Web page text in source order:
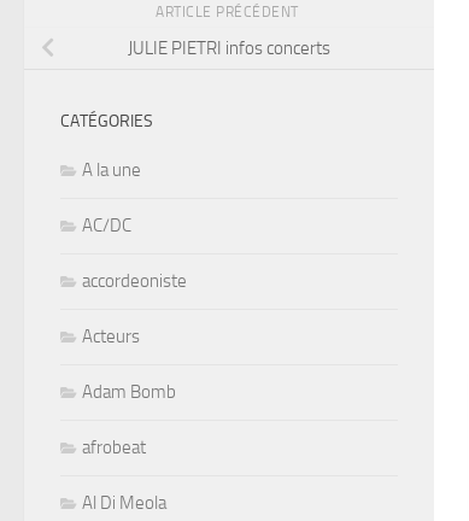
ARTICLE PRÉCÉDENT
JULIE PIETRI infos concerts
CATÉGORIES
A la une
AC/DC
accordeoniste
Acteurs
Adam Bomb
afrobeat
Al Di Meola